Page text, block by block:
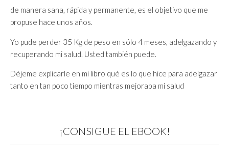
de manera sana, rápida y permanente, es el objetivo que me
propuse hace unos años.
Yo pude perder 35 Kg de peso en sólo 4 meses, adelgazando y
recuperando mi salud. Usted también puede.
Déjeme explicarle en mi libro qué es lo que hice para adelgazar
tanto en tan poco tiempo mientras mejoraba mi salud
¡CONSIGUE EL EBOOK!